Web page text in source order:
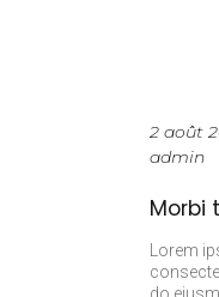
2 août
admin
Morbi
Lorem